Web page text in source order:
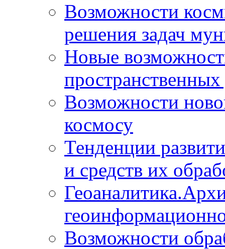
Возможности
решения задач
Новые
Возможности
космосу
Тенденции
и средств их
Возможности